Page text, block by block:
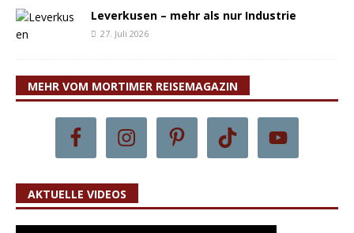
Leverkusen – mehr als nur Industrie
27. Juli 2026
MEHR VOM MORTIMER REISEMAGAZIN
AKTUELLE VIDEOS